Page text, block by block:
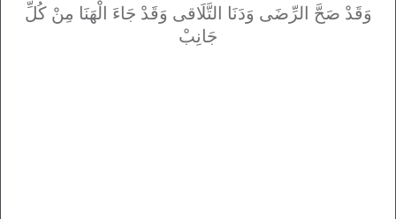
ﻭَﻗَﺪْ ﺻَﺢَّ ﺍﻟﺮِّﺿَﻰ ﻭَﺩَﻧَﺎ ﺍﻟﺘَّﻠَﺎقی ﻭَﻗَﺪْ ﺟَﺎﺀَ ﺍﻟْﻬَﻨَﺎ ﻣِﻦْ ﻛُﻞِّ
ﺟَﺎﻧِﺐْ